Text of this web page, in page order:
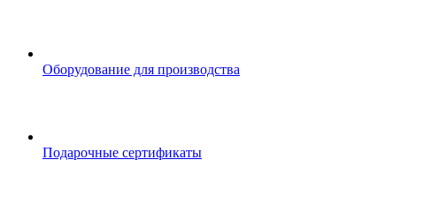
Оборудование для производства
Подарочные сертификаты